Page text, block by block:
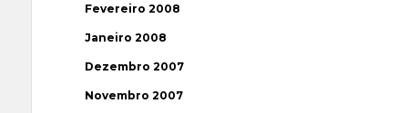
Fevereiro 2008
Janeiro 2008
Dezembro 2007
Novembro 2007